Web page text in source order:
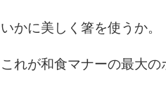
いかに美しく箸を使うか。
これが和食マナーの最大の